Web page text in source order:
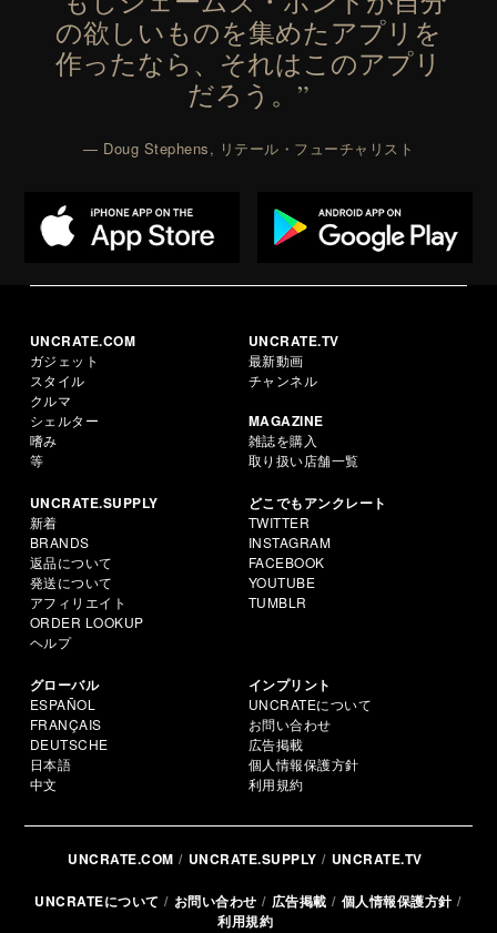
の欲しいものを集めたアプリを
作ったなら、それはこのアプリ
だろう。”
— Doug Stephens, リテール・フューチャリスト
UNCRATE.COM
ガジェット
スタイル
クルマ
シェルター
嗜み
等
UNCRATE.TV
最新動画
チャンネル
MAGAZINE
雑誌を購入
取り扱い店舗一覧
UNCRATE.SUPPLY
新着
BRANDS
返品について
発送について
アフィリエイト
ORDER LOOKUP
ヘルプ
どこでもアンクレート
TWITTER
INSTAGRAM
FACEBOOK
YOUTUBE
TUMBLR
グローバル
ESPAÑOL
FRANÇAIS
DEUTSCHE
日本語
中文
インプリント
UNCRATEについて
お問い合わせ
広告掲載
個人情報保護方針
利用規約
UNCRATE.COM UNCRATE.SUPPLY UNCRATE.TV
UNCRATEについて お問い合わせ 広告掲載
個人情報保護方針
利用規約